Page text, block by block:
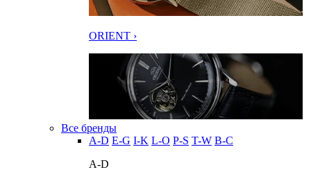
ORIENT ›
Все бренды
A-D E-G I-K L-O P-S T-W В-С
A-D